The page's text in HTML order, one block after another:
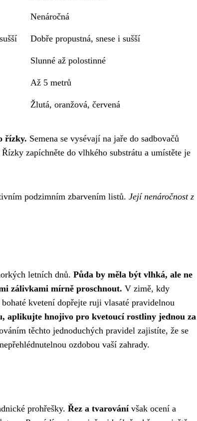
Nenáročná
Dobře propustná, snese i sušší
Slunné až polostinné
Až 5 metrů
Žlutá, oranžová, červená
řízky. Semena se vysévají na jaře do sadbovačů
zapíchněte do vlhkého substrátu a umístěte je
podzimním zbarvením listů. Její nenáročnost z
letních dnů. Půda by měla být vlhká, ale ne
zálivkami mírně proschnout. V zimě, kdy
kvetení dopřejte ruji vlasaté pravidelnou
aplikujte hnojivo pro kvetoucí rostliny jednou za
těchto jednoduchých pravidel zajistíte, že se
ozdobou vaší zahrady.
prohřešky. Řez a tvarovánívšak ocení a